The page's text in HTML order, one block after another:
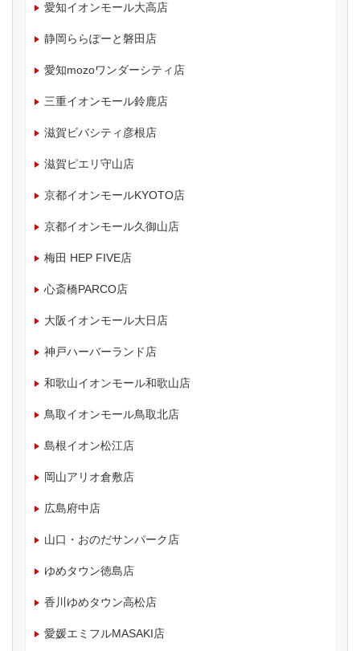
愛知イオンモール大高店
静岡ららぽーと磐田店
愛知mozoワンダーシティ店
三重イオンモール鈴鹿店
滋賀ビバシティ彦根店
滋賀ピエリ守山店
京都イオンモールKYOTO店
京都イオンモール久御山店
梅田 HEP FIVE店
心斎橋PARCO店
大阪イオンモール大日店
神戸ハーバーランド店
和歌山イオンモール和歌山店
鳥取イオンモール鳥取北店
島根イオン松江店
岡山アリオ倉敷店
広島府中店
山口・おのだサンパーク店
ゆめタウン徳島店
香川ゆめタウン高松店
愛媛エミフルMASAKI店